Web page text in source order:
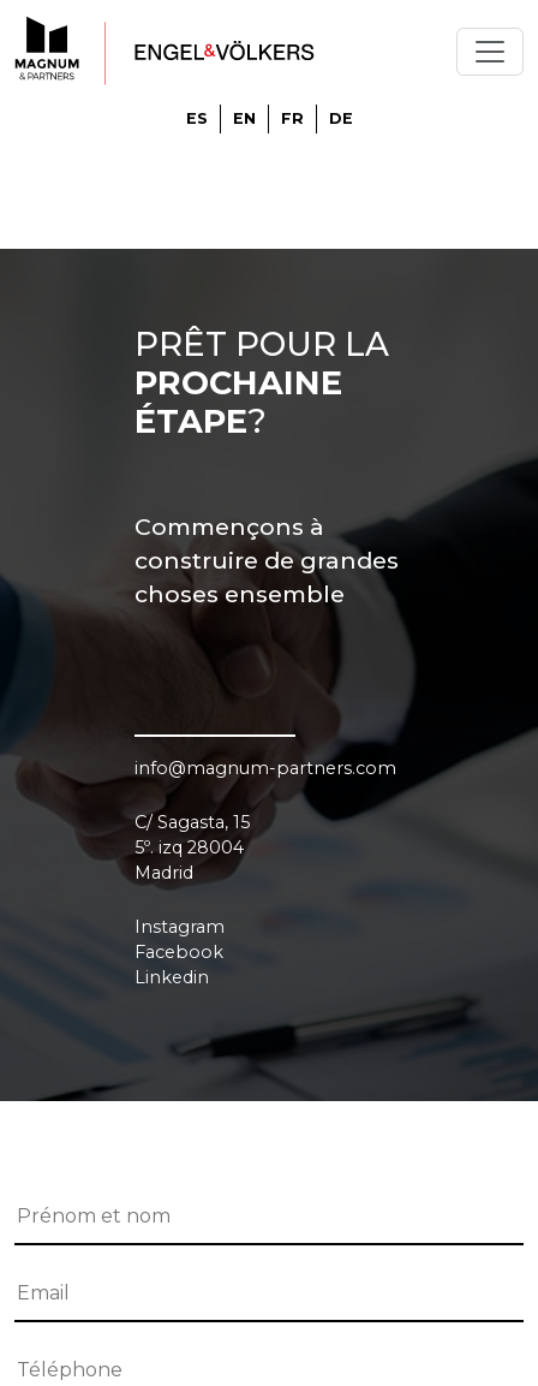
ES EN FR DE
PRÊT POUR LA
PROCHAINE
ÉTAPE?
Commençons à
construire de grandes
choses ensemble
info@magnum-partners.com
C/ Sagasta, 15
5º. izq 28004
Madrid
Instagram
Facebook
Linkedin